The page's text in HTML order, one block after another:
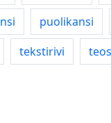
puolikansi
tekstirivi teos